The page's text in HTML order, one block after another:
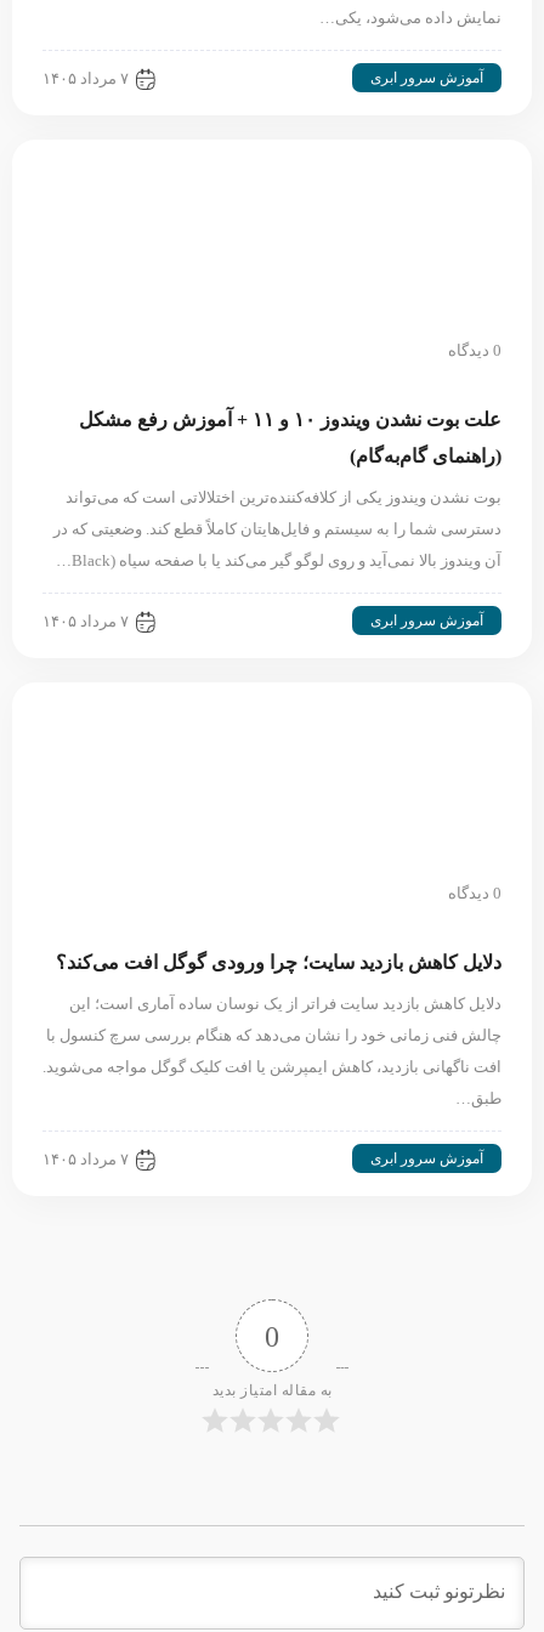
نمایش داده می‌شود، یکی…
آموزش سرور ابری ۷ مرداد ۱۴۰۵
0 دیدگاه
علت بوت نشدن ویندوز ۱۰ و ۱۱ + آموزش رفع مشکل
(راهنمای گام‌به‌گام)
بوت نشدن ویندوز یکی از کلافه‌کننده‌ترین اختلالاتی است که می‌تواند
دسترسی شما را به سیستم و فایل‌هایتان کاملاً قطع کند. وضعیتی که در
آن ویندوز بالا نمی‌آید و روی لوگو گیر می‌کند یا با صفحه سیاه (Black…
آموزش سرور ابری ۷ مرداد ۱۴۰۵
0 دیدگاه
دلایل کاهش بازدید سایت؛ چرا ورودی گوگل افت می‌کند؟
دلایل کاهش بازدید سایت فراتر از یک نوسان ساده آماری است؛ این
چالش فنی زمانی خود را نشان می‌دهد که هنگام بررسی سرچ کنسول با
افت ناگهانی بازدید، کاهش ایمپرشن یا افت کلیک گوگل مواجه می‌شوید.
طبق…
آموزش سرور ابری ۷ مرداد ۱۴۰۵
0
به مقاله امتیاز بدید